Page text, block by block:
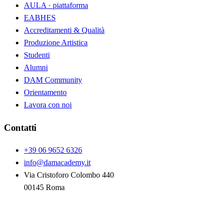
AULA · piattaforma
EABHES
Accreditamenti & Qualità
Produzione Artistica
Studenti
Alumni
DAM Community
Orientamento
Lavora con noi
Contatti
+39 06 9652 6326
info@damacademy.it
Via Cristoforo Colombo 440
00145 Roma